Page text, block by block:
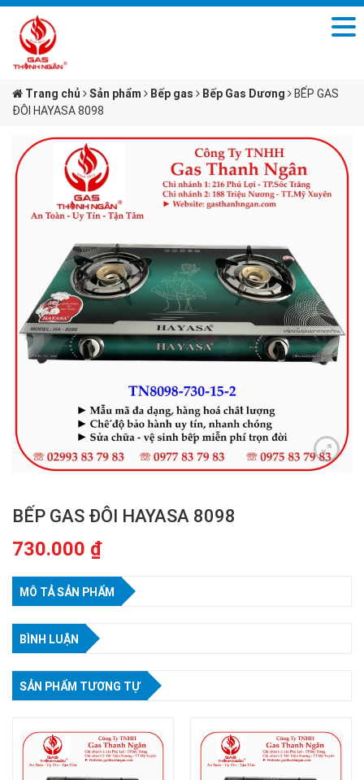
Trang chủ Sản phẩm Bếp gas Bếp Gas Dương
BẾP GAS
ĐÔI HAYASA 8098
BẾP GAS ĐÔI HAYASA 8098
730.000 ₫
MÔ TẢ SẢN PHẨM
BÌNH LUẬN
SẢN PHẨM TƯƠNG TỰ